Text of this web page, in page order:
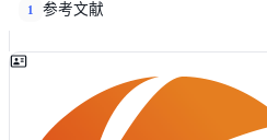
1 参考文献